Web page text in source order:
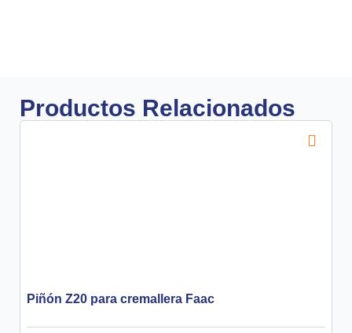
Productos Relacionados
Piñón Z20 para cremallera Faac